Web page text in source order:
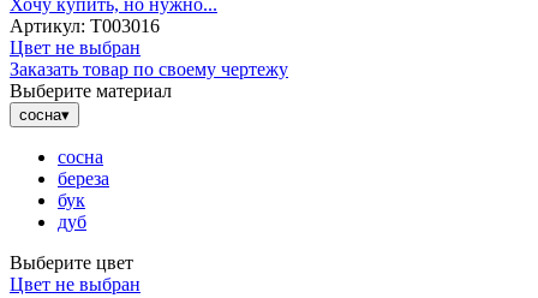
Артикул: Т003016
Цвет не выбран
Заказать товар по своему чертежу
Выберите материал
сосна▾
сосна
береза
бук
дуб
Выберите цвет
Цвет не выбран